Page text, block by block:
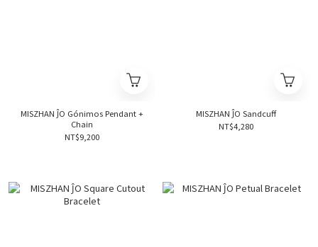
MISZHAN ĴO Gónimos Pendant +
Chain
NT$9,200
MISZHAN ĴO Sandcuff
NT$4,280